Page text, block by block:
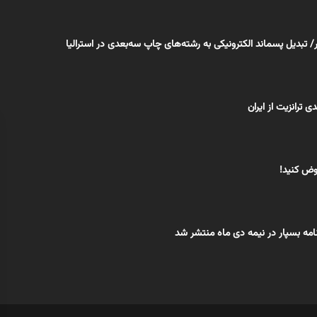
پسماند الکترونیکی به رشته‌های چاپ سه‌بعدی در استرالیا
کنید!